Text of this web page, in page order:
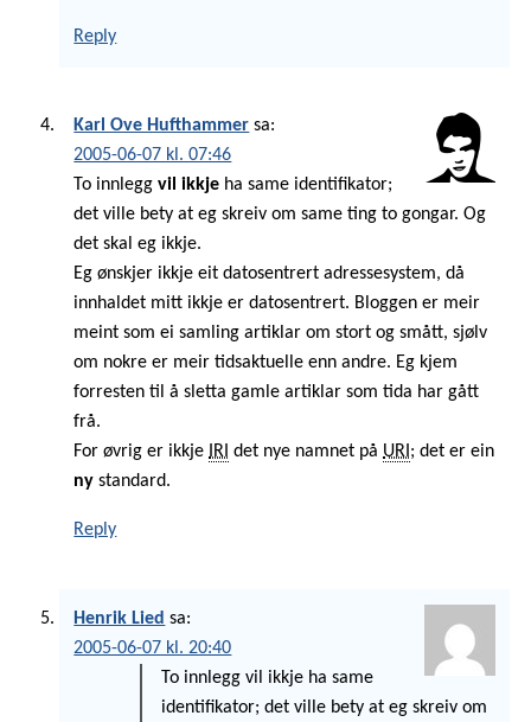
Reply
Karl Ove Hufthammer sa:
2005-06-07 kl. 07:46
To innleggvil ikkje ha same identifikator;
det ville bety at eg skreiv om same ting to gongar. Og
det skal eg ikkje.
Eg ønskjer ikkje eit datosentrert adressesystem, då
innhaldet mitt ikkje er datosentrert. Bloggen er meir
meint som ei samling artiklar om stort og smått, sjølv
om nokre er meir tidsaktuelle enn andre. Eg kjem
forresten til å sletta gamle artiklar som tida har gått
frå.
For øvrig er ikkje
IRI det nye namnet på URI ; det er ein
ny standard.
Reply
Henrik Lied sa:
2005-06-07 kl. 20:40
To innlegg vil ikkje ha same
identifikator; det ville bety at eg skreiv om